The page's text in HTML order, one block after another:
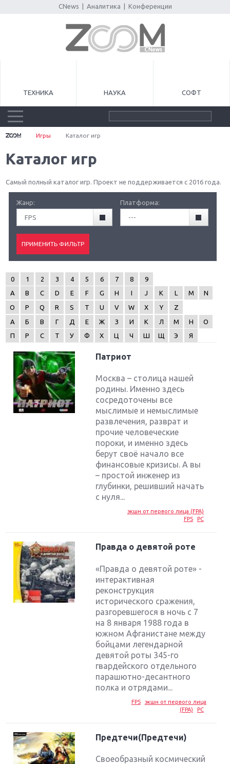
CNews Аналитика Конференции
ТЕХНИКА НАУКА СОФТ
Игры Каталог игр
Каталог игр
Самый полный каталог игр. Проект не поддерживается с 2016 года.
Жанр:
FPS
Платформа:
---
0 1 2 3 4 5 6 7 8
9
A
B C D E F G H I J K L M
N
O
P Q R S T U V W X Y
Z
А
Б В Г Д Е Ж З И К Л М Н
О
П
Р С Т У Ф Х Ц Ч Ш Щ Э Я
Патриот
Москва – столица нашей
родины. Именно здесь
сосредоточены все
мыслимые и немыслимые
развлечения, разврат и
прочие человеческие
пороки, и именно здесь
берут своё начало все
финансовые кризисы. А вы
– простой инженер из
глубинки, решивший начать
с нуля...
экшн от первого лица (FPA)
FPS
PC
Правда о девятой роте
«Правда о девятой роте» -
интерактивная
реконструкция
исторического сражения,
разгоревшегося в ночь с 7
на 8 января 1988 года в
южном Афганистане между
бойцами легендарной
девятой роты 345-го
гвардейского отдельного
парашютно-десантного
полка и отрядами...
FPS
экшн от первого лица
(FPA)
PC
Предтечи(Предтечи)
Своеобразный космический